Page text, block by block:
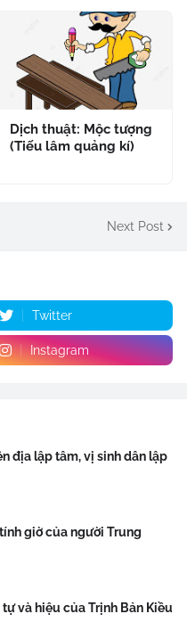
Dịch thuật: Mộc tượng
(Tiếu lâm quảng kí)
Next Post
Twitter
Instagram
địa lập tâm, vị sinh dân lập
giờ của người Trung
và hiệu của Trịnh Bản Kiều